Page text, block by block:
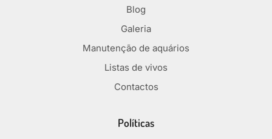
Blog
Galeria
Manutenção de aquários
Listas de vivos
Contactos
Políticas